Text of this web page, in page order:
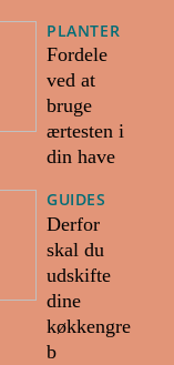
PLANTER
Fordele
ved at
bruge
ærtesten i
din have
GUIDES
Derfor
skal du
udskifte
dine
køkkengre
b